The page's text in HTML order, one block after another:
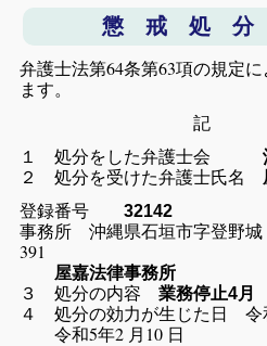
懲 戒 処 分
弁護士法第64条第63項の規定
ます。
記
１ 処分をした弁護士会
２ 処分を受けた弁護士氏名
登録番号 32142
事務所 沖縄県石垣市字登野城
391
屋嘉法律事務所
３ 処分の内容業務停止4
４ 処分の効力が生じた日 令
令和5年2 月10 日 日